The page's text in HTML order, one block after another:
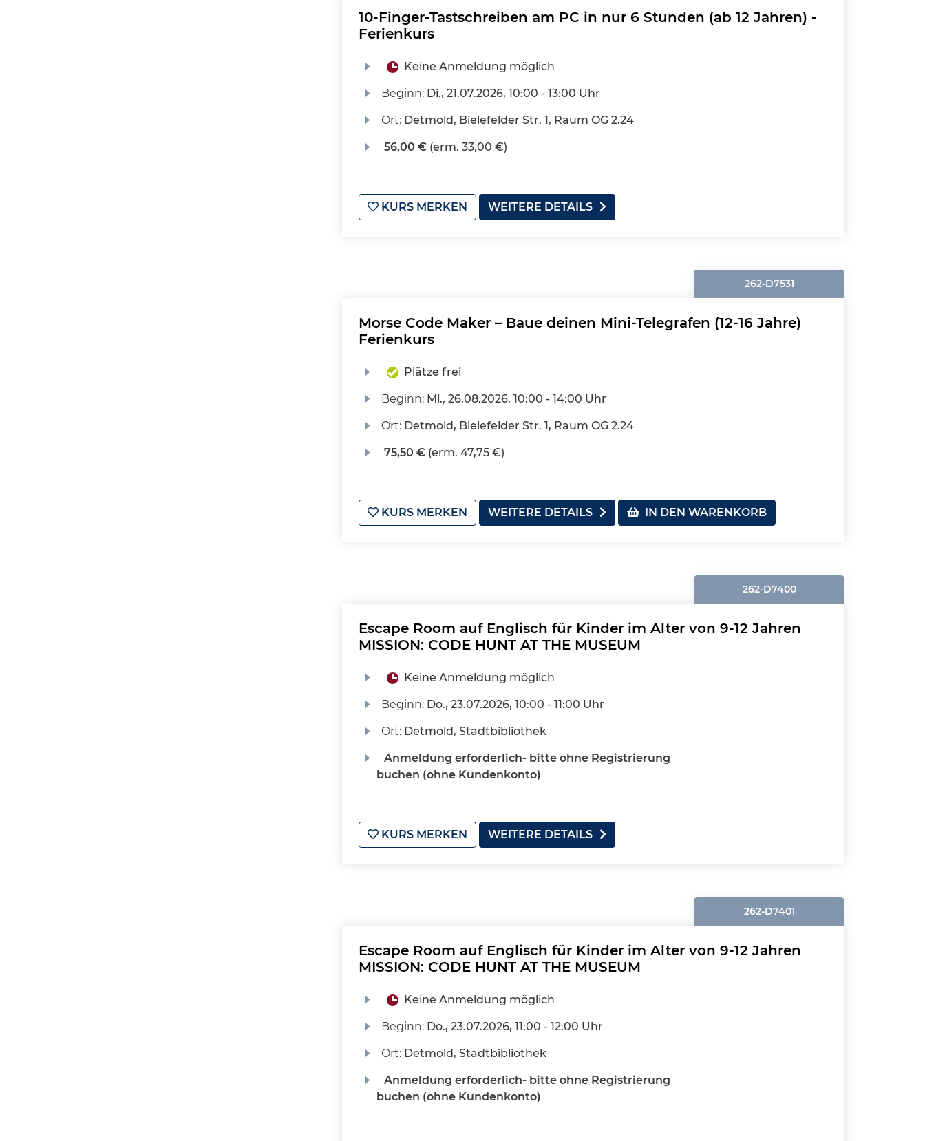
10-Finger-Tastschreiben am PC in nur 6 Stunden (ab 12 Jahren) -
Ferienkurs
Keine Anmeldung möglich
Beginn: Di., 21.07.2026, 10:00 - 13:00 Uhr
Ort: Detmold, Bielefelder Str. 1, Raum OG 2.24
56,00 €(erm. 33,00 €)
KURS MERKEN WEITERE DETAILS
262-D7531
Morse Code Maker – Baue deinen Mini-Telegrafen (12-16 Jahre)
Ferienkurs
Plätze frei
Beginn: Mi., 26.08.2026, 10:00 - 14:00 Uhr
Ort: Detmold, Bielefelder Str. 1, Raum OG 2.24
75,50 €(erm. 47,75 €)
KURS MERKEN WEITERE DETAILS IN DEN WARENKORB
262-D7400
Escape Room auf Englisch für Kinder im Alter von 9-12 Jahren
MISSION: CODE HUNT AT THE MUSEUM
Keine Anmeldung möglich
Beginn: Do., 23.07.2026, 10:00 - 11:00 Uhr
Ort: Detmold, Stadtbibliothek
Anmeldung erforderlich- bitte ohne Registrierung
buchen (ohne Kundenkonto)
KURS MERKEN WEITERE DETAILS
262-D7401
Escape Room auf Englisch für Kinder im Alter von 9-12 Jahren
MISSION: CODE HUNT AT THE MUSEUM
Keine Anmeldung möglich
Beginn: Do., 23.07.2026, 11:00 - 12:00 Uhr
Ort: Detmold, Stadtbibliothek
Anmeldung erforderlich- bitte ohne Registrierung
buchen (ohne Kundenkonto)